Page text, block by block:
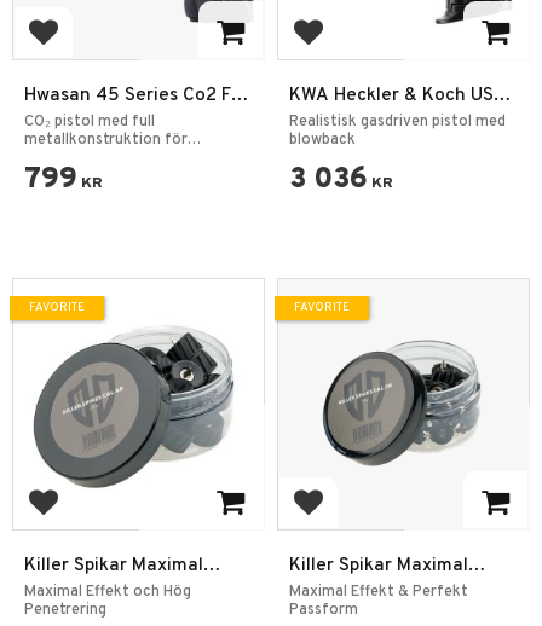
Add to favorites
Hwasan 45 Series Co2 Full
Metal Pistol NBB Luft
Pistol 4.5MM
CO₂ pistol med full
metallkonstruktion för
799 KR
Add to favorites
KWA Heckler & Koch USP
Compact GBB – CQB Gas
Blowback Pistol
Realistisk gasdriven pistol med
blowback
3 036 KR
Add to favorites
Killer Spikar Maximal
Effekt Cal 68 - 25 st
Maximal Effekt och Hög
Penetrering
FAVORITE
Add to favorites
Killer Spikar Maximal
Effekt Cal. 50 - 24 st
Maximal Effekt & Perfekt
Passform
FAVORITE